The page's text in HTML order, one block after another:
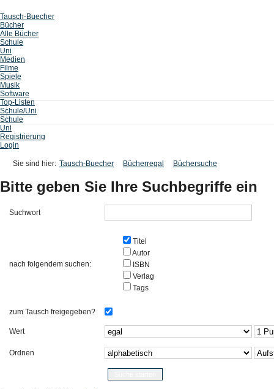
Tausch-Buecher
Bücher
Alle Bücher
Schule
Uni
Medien
Filme
Spiele
Musik
Software
Top-Listen
Schule/Uni
Schule
Uni
Registrierung
Login
Sie sind hier: Tausch-Buecher Bücherregal Büchersuche
Bitte geben Sie Ihre Suchbegriffe ein
Suchwort
nach folgendem suchen:
Titel
Autor
ISBN
Verlag
Tags
zum Tausch freigegeben?
Wert
Ordnen